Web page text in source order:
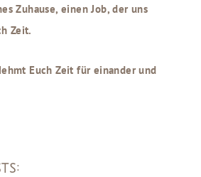
Zuhause, einen Job, der uns
Zeit.
Euch Zeit für einander und